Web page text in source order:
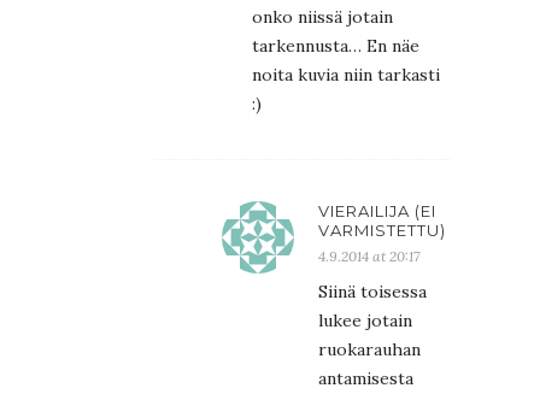
onko niissä jotain
tarkennusta… En näe
noita kuvia niin tarkasti
:)
VIERAILIJA (EI
VARMISTETTU)
4.9.2014 at 20:17
Siinä toisessa
lukee jotain
ruokarauhan
antamisesta